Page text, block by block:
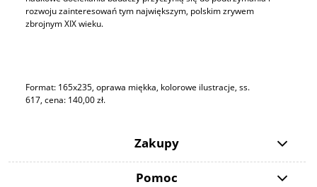
rozwoju zainteresowań tym największym, polskim zrywem
zbrojnym XIX wieku.
Format: 165x235, oprawa miękka, kolorowe ilustracje, ss.
617, cena: 140,00 zł.
Zakupy
Pomoc